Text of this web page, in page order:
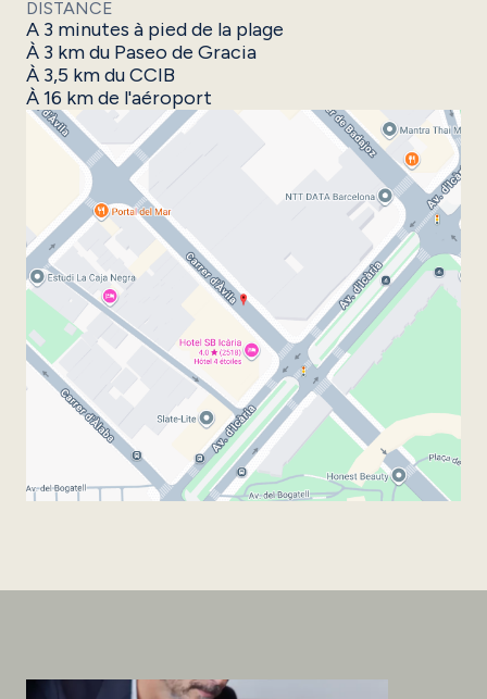
DISTANCE
A 3 minutes à pied de la plage
À 3 km du Paseo de Gracia
À 3,5 km du CCIB
À 16 km de l'aéroport